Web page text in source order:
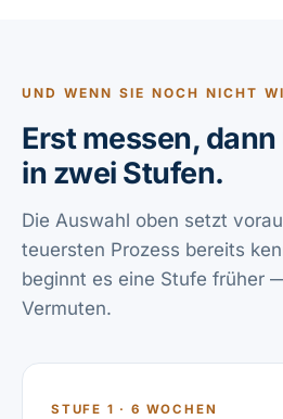
UND WENN SIE NOCH NICHT
Erst messen,
in zwei Stufen.
Die Auswahl oben setzt
teuersten Prozess bereits
beginnt es eine Stufe früher
Vermuten.
STUFE 1 · 6 WOCHEN